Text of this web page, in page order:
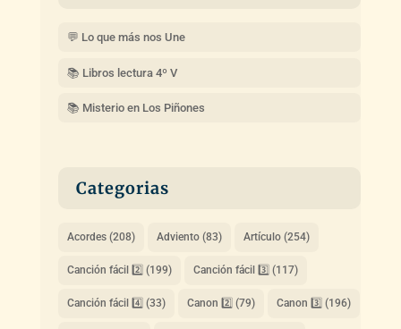
💬 Lo que más nos Une
📚 Libros lectura 4º V
📚 Misterio en Los Piñones
Categorias
Acordes(208) Adviento(83) Artículo(254)
Canción fácil 2️⃣ (199) Canción fácil 3️⃣ (117)
Canción fácil 4️⃣ (33) Canon 2️⃣ (79) Canon 3️⃣ (196)